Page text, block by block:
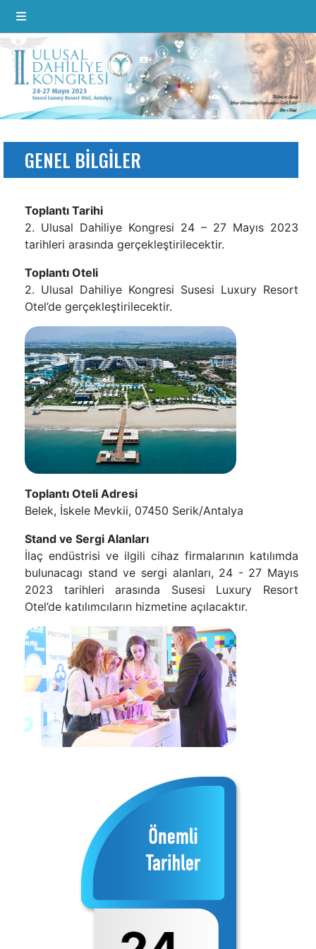
GENEL BILGILER
Toplantı Tarihi
2. Ulusal Dahiliye Kongresi 24 – 27 Mayıs 2023
tarihleri arasında gerçekleştirilecektir.
Toplantı Oteli
2. Ulusal Dahiliye Kongresi Susesi Luxury Resort
Otel’de gerçekleştirilecektir.
Toplantı Oteli Adresi
Belek, İskele Mevkii, 07450 Serik/Antalya
Stand ve Sergi Alanları
İlaç endüstrisi ve ilgili cihaz firmalarının katılımda
bulunacagı stand ve sergi alanları, 24 - 27 Mayıs
2023 tarihleri arasında Susesi Luxury Resort
Otel’de katılımcıların hizmetine açılacaktır.